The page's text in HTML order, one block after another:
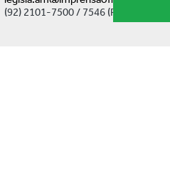
(92) 2101-7500 / 7546 (Ramal)